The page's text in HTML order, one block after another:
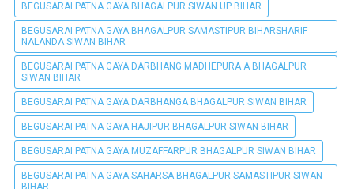
BEGUSARAI PATNA GAYA BHAGALPUR SIWAN UP BIHAR
BEGUSARAI PATNA GAYA BHAGALPUR SAMASTIPUR BIHARSHARIF
NALANDA SIWAN BIHAR
BEGUSARAI PATNA GAYA DARBHANG MADHEPURA A BHAGALPUR
SIWAN BIHAR
BEGUSARAI PATNA GAYA DARBHANGA BHAGALPUR SIWAN BIHAR
BEGUSARAI PATNA GAYA HAJIPUR BHAGALPUR SIWAN BIHAR
BEGUSARAI PATNA GAYA MUZAFFARPUR BHAGALPUR SIWAN BIHAR
BEGUSARAI PATNA GAYA SAHARSA BHAGALPUR SAMASTIPUR SIWAN